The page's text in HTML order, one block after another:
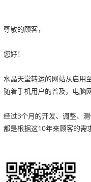
尊敬的顾客，
您好！
水晶天堂转运的网站从启用
随着手机用户的普及，电脑
经过3个月的开发、调整、
都是根据这10年来顾客的需